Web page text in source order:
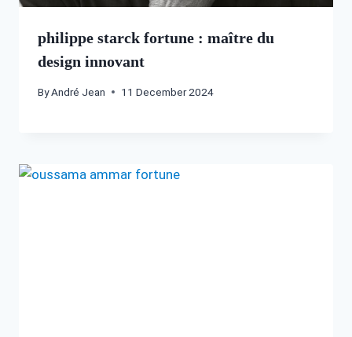
philippe starck fortune : maître du
design innovant
ByAndré Jean 11 December 2024